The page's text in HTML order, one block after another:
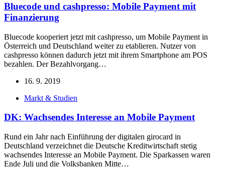
Bluecode und cashpresso: Mobile Payment mit
Finanzierung
Bluecode kooperiert jetzt mit cashpresso, um Mobile Payment in
Österreich und Deutschland weiter zu etablieren. Nutzer von
cashpresso können dadurch jetzt mit ihrem Smartphone am POS
bezahlen. Der Bezahlvorgang…
16. 9. 2019
Markt & Studien
DK: Wachsendes Interesse an Mobile Payment
Rund ein Jahr nach Einführung der digitalen girocard in
Deutschland verzeichnet die Deutsche Kreditwirtschaft stetig
wachsendes Interesse an Mobile Payment. Die Sparkassen waren
Ende Juli und die Volksbanken Mitte…